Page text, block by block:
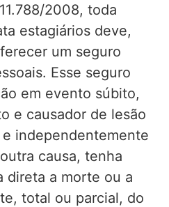
2008, toda
estagiários deve,
um seguro
Esse seguro
em evento súbito,
e causador de lesão
independentemente
causa, tenha
direta a morte ou a
total ou parcial, do